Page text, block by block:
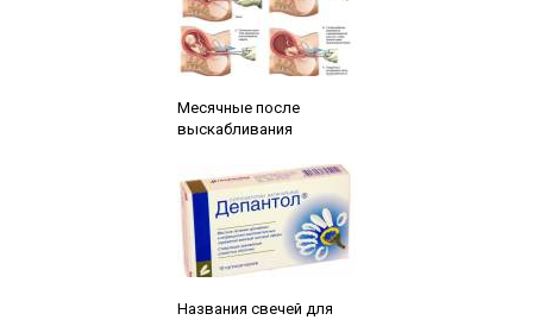
Месячные после
выскабливания
Названия свечей для